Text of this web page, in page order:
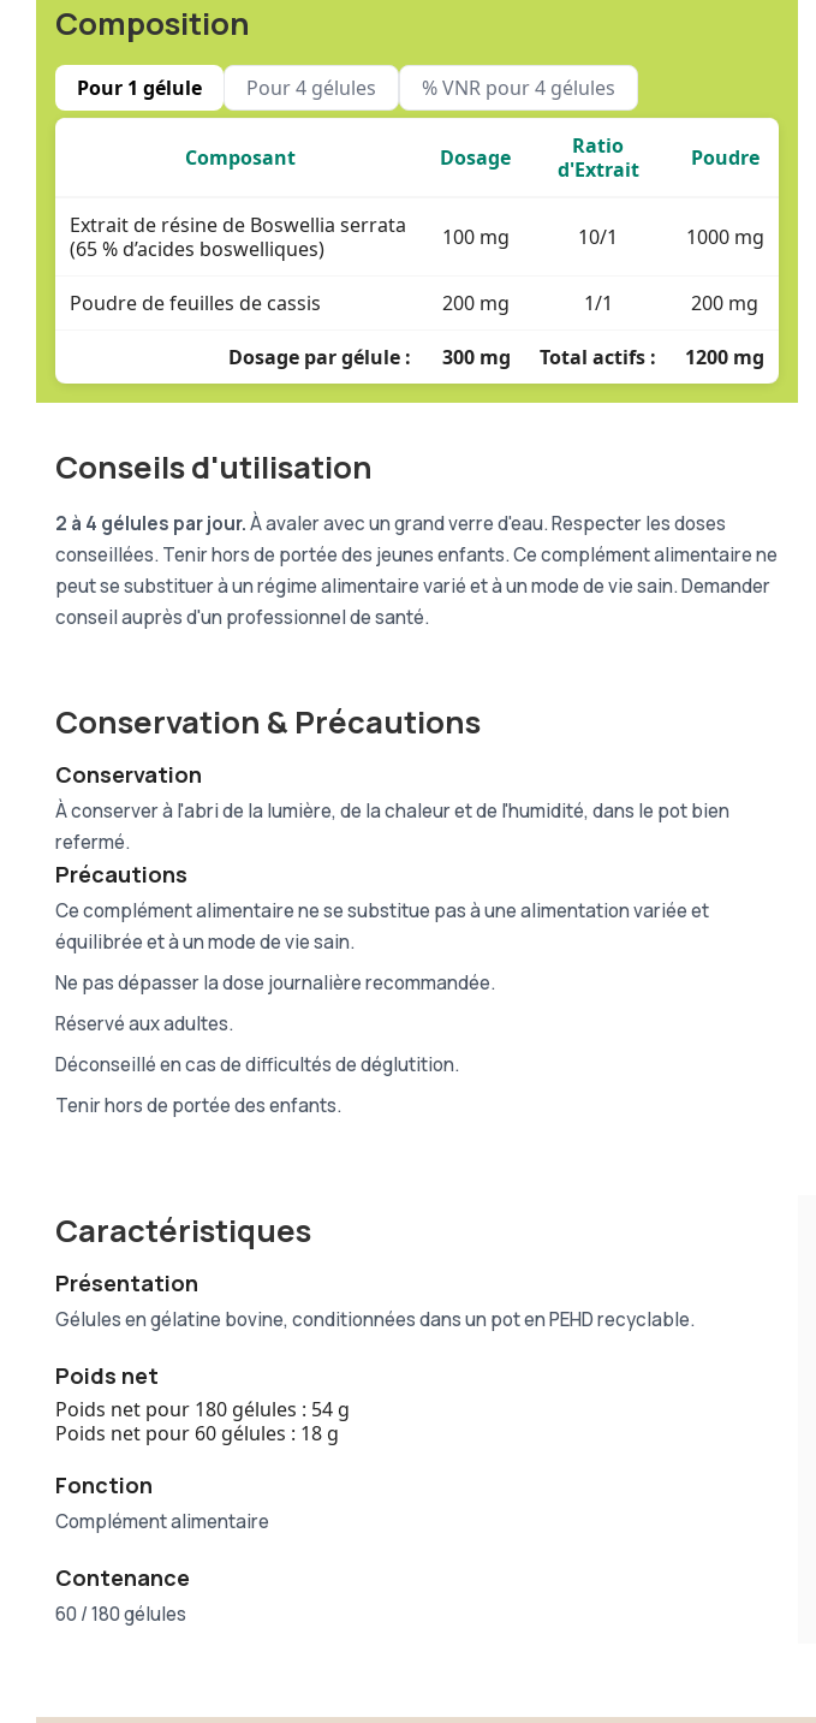
Composition
Pour 1 gélule Pour 4 gélules % VNR pour 4 gélules
Composant Dosage
Ratio
d'Extrait
Poudre
Dosage par gélule : 300 mg Total actifs : 1200 mg
Extrait de résine de Boswellia serrata
(65 % d’acides boswelliques)
100 mg 10/1 1000 mg
Poudre de feuilles de cassis 200 mg 1/1 200 mg
Conseils d'utilisation
2 à 4 gélules par jour.À avaler avec un grand verre d'eau. Respecter les doses
conseillées. Tenir hors de portée des jeunes enfants. Ce complément alimentaire ne
peut se substituer à un régime alimentaire varié et à un mode de vie sain. Demander
conseil auprès d'un professionnel de santé.
Conservation & Précautions
Conservation
À conserver à l'abri de la lumière, de la chaleur et de l'humidité, dans le pot bien
refermé.
Précautions
Ce complément alimentaire ne se substitue pas à une alimentation variée et
équilibrée et à un mode de vie sain.
Ne pas dépasser la dose journalière recommandée.
Réservé aux adultes.
Déconseillé en cas de difficultés de déglutition.
Tenir hors de portée des enfants.
Caractéristiques
Présentation
Gélules en gélatine bovine, conditionnées dans un pot en PEHD recyclable.
Poids net
Poids net pour 180 gélules : 54 g
Poids net pour 60 gélules : 18 g
Fonction
Complément alimentaire
Contenance
60 / 180 gélules